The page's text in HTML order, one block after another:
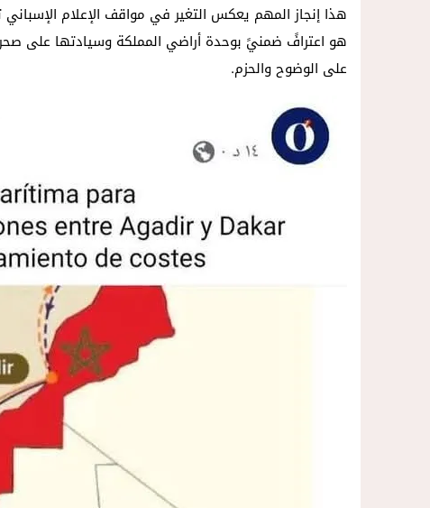
هذا إنجاز المهم يعكس التغير في مواقف الإعلام الإسباني
هو اعترافً ضمنيً بوحدة أراضي المملكة وسيادتها على
على الوضوح والحزم.